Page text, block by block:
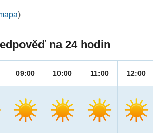
)
na 24 hodin
09:00 10:00 11:00 12:00